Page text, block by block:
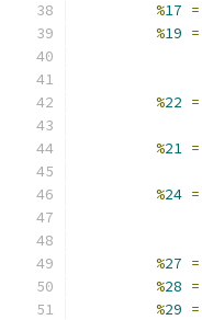
%17 =
%19 =
%22 =
%21 =
%24 =
%27 =
%28 =
%29 =